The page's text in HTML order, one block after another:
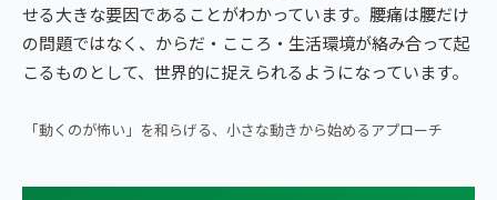
せる大きな要因であることがわかっています。腰痛は腰だけ
の問題ではなく、からだ・こころ・生活環境が絡み合って起
こるものとして、世界的に捉えられるようになっています。
▶ 朝ベッドで1分｜腰痛・ヘルニアの方向けストレッチ
「動くのが怖い」を和らげる、小さな動きから始めるアプローチ